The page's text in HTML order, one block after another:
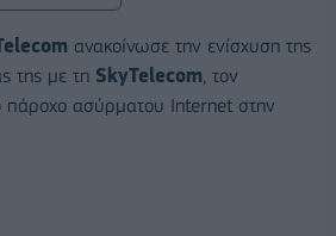
ανακοίνωσε την ενίσχυση της
της με τη SkyTelecom , τον
πάροχο ασύρματου Internet στην